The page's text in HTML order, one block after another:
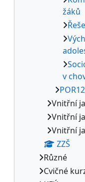
žáků
v
Vnitřní
Vnitřní
Vnitřní
ZZŠ
Různé
Cvičné